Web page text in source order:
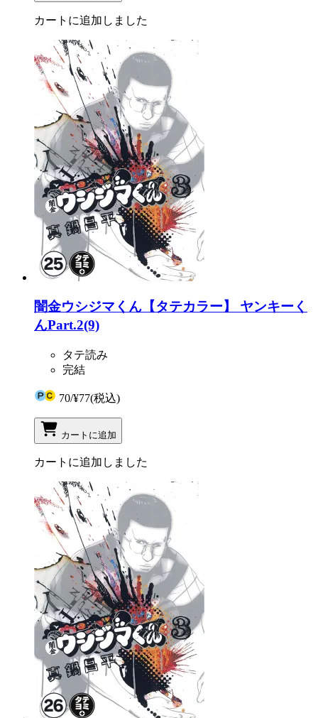
カートに追加しました
闇金ウシジマくん【タテカラー】 ヤンキーく
んPart.2(9)
タテ読み
完結
70/¥77(税込)
カートに追加
カートに追加しました